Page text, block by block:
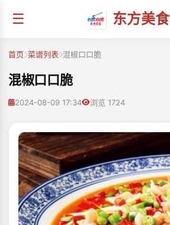
☰ 东方美食
首页 菜谱列表 混椒口口脆
混椒口口脆
2024-08-09 17:34 浏览 1724